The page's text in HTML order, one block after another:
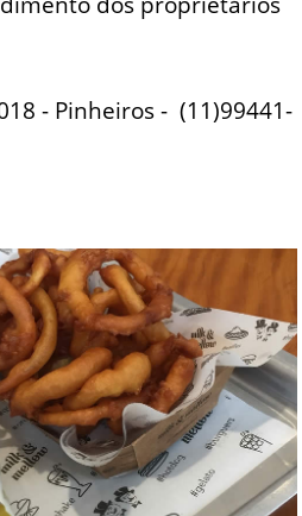
- Pinheiros - (11)99441-